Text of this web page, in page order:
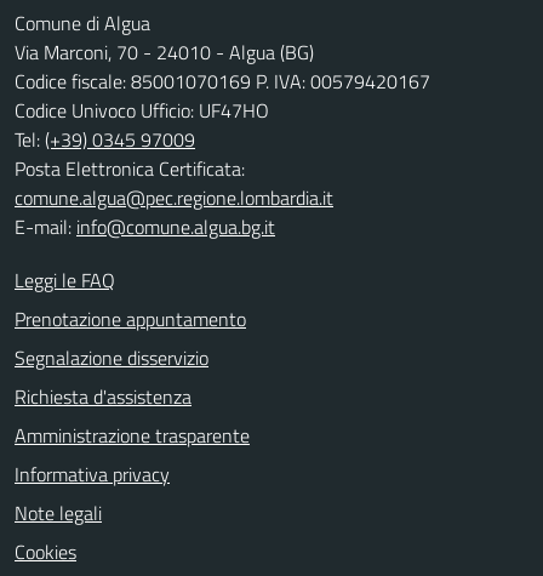
Comune di Algua
Via Marconi, 70 - 24010 - Algua (BG)
Codice fiscale: 85001070169 P. IVA: 00579420167
Codice Univoco Ufficio: UF47HO
Tel:(+39) 0345 97009
Posta Elettronica Certificata:
comune.algua@pec.regione.lombardia.it
E-mail: info@comune.algua.bg.it
Leggi le FAQ
Prenotazione appuntamento
Segnalazione disservizio
Richiesta d'assistenza
Amministrazione trasparente
Informativa privacy
Note legali
Cookies